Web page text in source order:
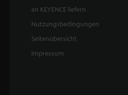
an KEYENCE liefern
Nutzungsbedingungen
Seitenübersicht
Impressum